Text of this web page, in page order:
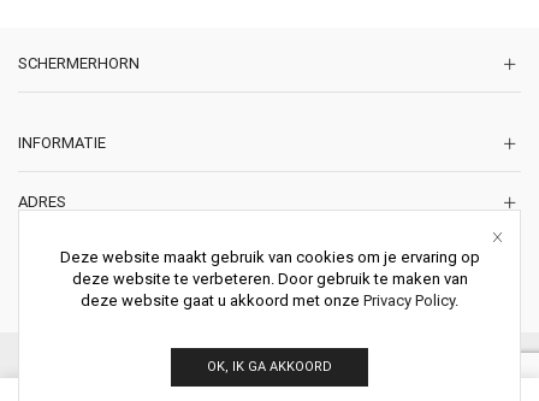
SCHERMERHORN
INFORMATIE
ADRES
2011 ZD HAARLEM
Nederland
© 2026 Schermerhorn Antieke Schouwen. All Rights Reserved.
Deze website maakt gebruik van cookies om je ervaring op
deze website te verbeteren. Door gebruik te maken van
deze website gaat u akkoord met onze Privacy Policy.
OK, IK GA AKKOORD